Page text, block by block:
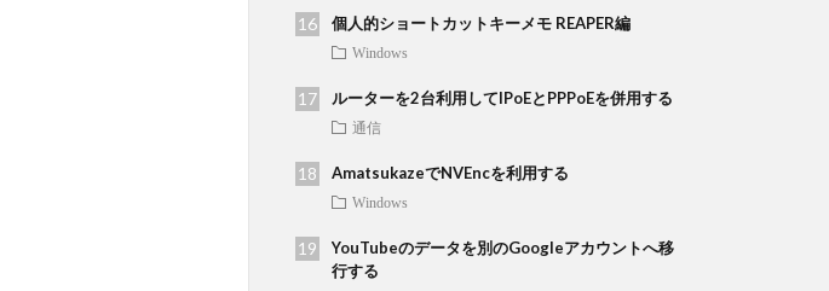
個人的ショートカットキーメモ REAPER編
Windows
ルーターを2台利用してIPoEとPPPoEを併用する
通信
AmatsukazeでNVEncを利用する
Windows
YouTubeのデータを別のGoogleアカウントへ移
行する